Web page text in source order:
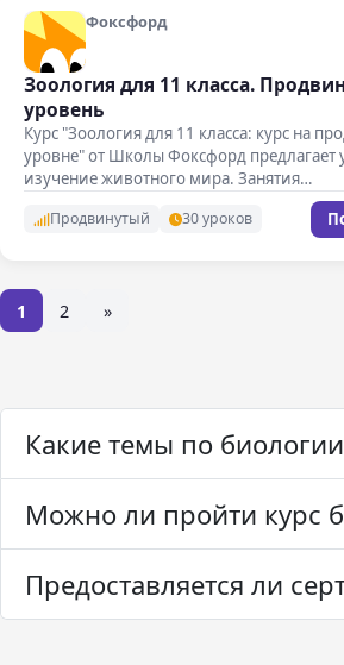
Фоксфорд
Зоология для 11 класса.
уровень
Курс "Зоология для 11 класса: курс на
уровне" от Школы Фоксфорд предлагает
изучение животного мира. Занятия…
Продвинутый 30 уроков
1 2 »
Какие темы по
Можно ли пройти курс
Предоставляется ли